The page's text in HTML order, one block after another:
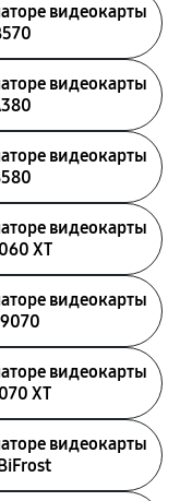
видеокарты
видеокарты
видеокарты
видеокарты
XT
видеокарты
видеокарты
XT
видеокарты